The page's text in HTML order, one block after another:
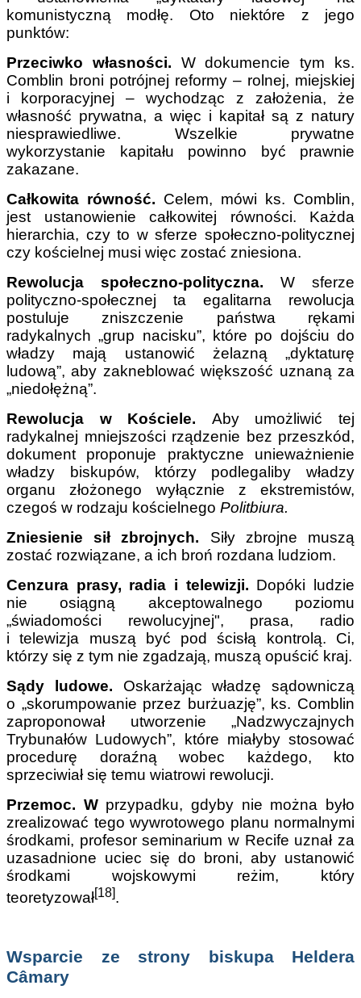
komunistyczną modłę. Oto niektóre z jego
punktów:
Przeciwko własności. W dokumencie tym ks.
Comblin broni potrójnej reformy – rolnej, miejskiej
i korporacyjnej – wychodząc z założenia, że
własność prywatna, a więc i kapitał są z natury
niesprawiedliwe. Wszelkie prywatne
wykorzystanie kapitału powinno być prawnie
zakazane.
Całkowita równość. Celem, mówi ks. Comblin,
jest ustanowienie całkowitej równości. Każda
hierarchia, czy to w sferze społeczno-politycznej
czy kościelnej musi więc zostać zniesiona.
Rewolucja społeczno-polityczna. W sferze
polityczno-społecznej ta egalitarna rewolucja
postuluje zniszczenie państwa rękami
radykalnych „grup nacisku”, które po dojściu do
władzy mają ustanowić żelazną „dyktaturę
ludową”, aby zakneblować większość uznaną za
„niedołężną”.
Rewolucja w Kościele. Aby umożliwić tej
radykalnej mniejszości rządzenie bez przeszkód,
dokument proponuje praktyczne unieważnienie
władzy biskupów, którzy podlegaliby władzy
organu złożonego wyłącznie z ekstremistów,
czegoś w rodzaju kościelnego Politbiura.
Zniesienie sił zbrojnych. Siły zbrojne muszą
zostać rozwiązane, a ich broń rozdana ludziom.
Cenzura prasy, radia i telewizji. Dopóki ludzie
nie osiągną akceptowalnego poziomu
„świadomości rewolucyjnej", prasa, radio
i telewizja muszą być pod ścisłą kontrolą. Ci,
którzy się z tym nie zgadzają, muszą opuścić kraj.
Sądy ludowe. Oskarżając władzę sądowniczą
o „skorumpowanie przez burżuazję”, ks. Comblin
zaproponował utworzenie „Nadzwyczajnych
Trybunałów Ludowych”, które miałyby stosować
procedurę doraźną wobec każdego, kto
sprzeciwiał się temu wiatrowi rewolucji.
Przemoc. W przypadku, gdyby nie można było
zrealizować tego wywrotowego planu normalnymi
środkami, profesor seminarium w Recife uznał za
uzasadnione uciec się do broni, aby ustanowić
środkami wojskowymi reżim, który
teoretyzował[18].
Wsparcie ze strony biskupa Heldera
Câmary